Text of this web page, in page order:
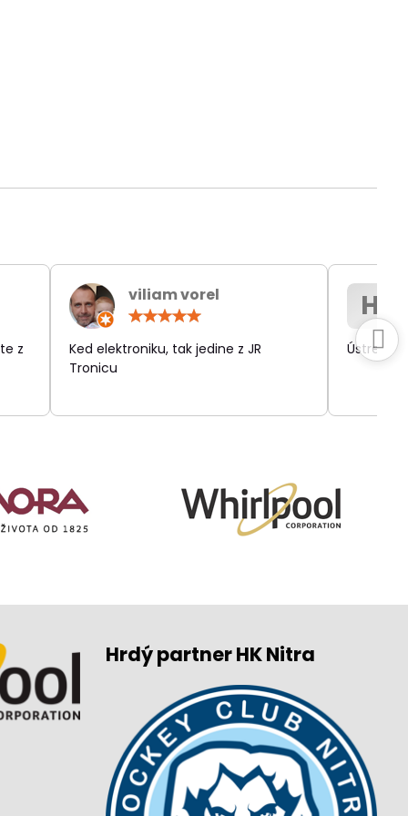
z
viliam vorel
/
5
Ked elektroniku, tak jedine z JR
Tronicu
H
Hrdý partner HK Nitra